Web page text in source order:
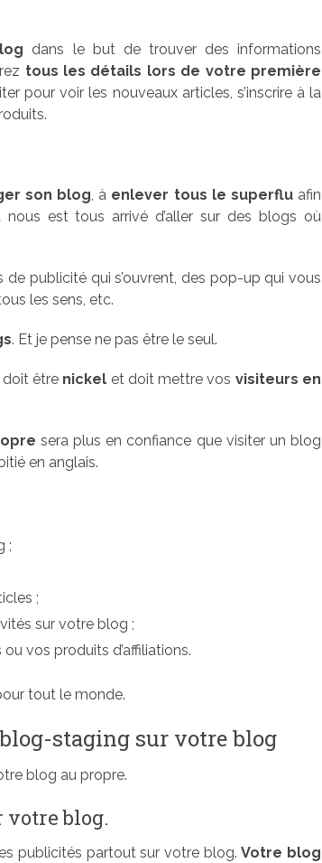
dans le but de trouver des informations
tous les détails lors de votre première
pour voir les nouveaux articles, s’inscrire à la
son blog, à enlever tous le superfluafin
nous est tous arrivé d’aller sur des blogs où
de publicité qui s’ouvrent, des pop-up qui vous
les sens, etc.
. Et je pense ne pas être le seul.
doit être nickel et doit mettre vos visiteurs en
sera plus en confiance que visiter un blog
en anglais.
;
;
sur votre blog ;
vos produits d’affiliations.
tout le monde.
staging sur votre blog
blog au propre.
blog.
publicités partout sur votre blog.Votre blog